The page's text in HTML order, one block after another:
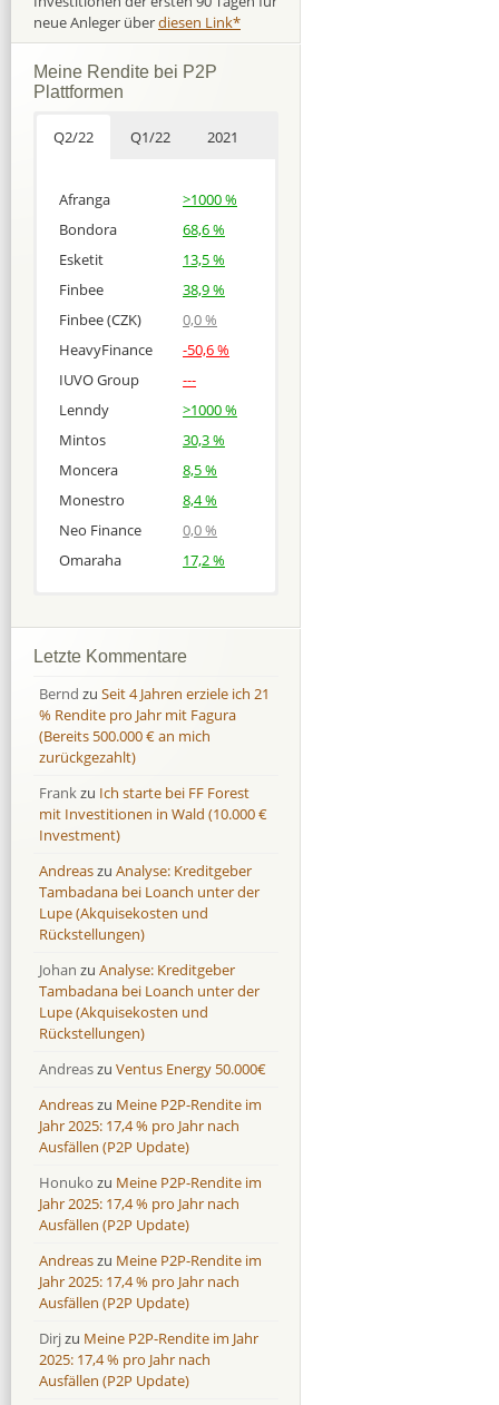
neue Anleger überdiesen Link*
Meine Rendite bei P2P
Plattformen
Q2/22 Q1/22 2021
Afranga
>1000 %
Bondora
68,6 %
Esketit
13,5 %
Finbee
38,9 %
Finbee (CZK)
0,0 %
HeavyFinance
-50,6 %
IUVO Group
---
Lenndy
>1000 %
Mintos
30,3 %
Moncera
8,5 %
Monestro
8,4 %
Neo Finance
0,0 %
Omaraha
17,2 %
Bondora
Finbee
43,2%
Finbee (CZK)
0,0 %
HeavyFinance
IUVO Group
-32,2 %
Lenndy
-314,6 %
Moncera
8,0 %
Monestro
9,1 %
Neo Finance
Omaraha
16,4 %
Bondora
Finbee
35,2%
Finbee (CZK)
0,0 %
HeavyFinance
IUVO Group
-55,0 %
Lenndy
146,5 %
Moncera
11,1 %
Monestro
>1000%
Neo Finance
Omaraha
18,0 %
Letzte Kommentare
Bernd zu Seit 4 Jahren erziele ich 21
% Rendite pro Jahr mit Fagura
(Bereits 500.000 € an mich
zurückgezahlt)
Frankzu Ich starte bei FF Forest
mit Investitionen in Wald (10.000 €
Investment)
Andreaszu Analyse: Kreditgeber
Tambadana bei Loanch unter der
Lupe (Akquisekosten und
Rückstellungen)
Johan zu Analyse: Kreditgeber
Tambadana bei Loanch unter der
Lupe (Akquisekosten und
Rückstellungen)
Andreaszu Ventus Energy 50.000€
Andreaszu Meine P2P-Rendite im
Jahr 2025: 17,4 % pro Jahr nach
Ausfällen (P2P Update)
Honuko zu Meine P2P-Rendite im
Jahr 2025: 17,4 % pro Jahr nach
Ausfällen (P2P Update)
Andreaszu Meine P2P-Rendite im
Jahr 2025: 17,4 % pro Jahr nach
Ausfällen (P2P Update)
Dirjzu Meine P2P-Rendite im Jahr
2025: 17,4 % pro Jahr nach
Ausfällen (P2P Update)